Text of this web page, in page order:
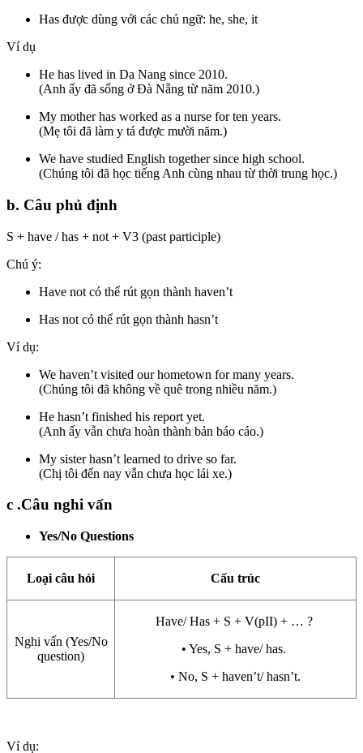
Has được dùng với các chủ ngữ: he, she, it
Ví dụ
He has lived in Da Nang since 2010.
(Anh ấy đã sống ở Đà Nẵng từ năm 2010.)
My mother has worked as a nurse for ten years.
(Mẹ tôi đã làm y tá được mười năm.)
We have studied English together since high school.
(Chúng tôi đã học tiếng Anh cùng nhau từ thời trung học.)
b. Câu phủ định
S + have / has + not + V3 (past participle)
Chú ý:
Have not có thể rút gọn thành haven’t
Has not có thể rút gọn thành hasn’t
Ví dụ:
We haven’t visited our hometown for many years.
(Chúng tôi đã không về quê trong nhiều năm.)
He hasn’t finished his report yet.
(Anh ấy vẫn chưa hoàn thành bản báo cáo.)
My sister hasn’t learned to drive so far.
(Chị tôi đến nay vẫn chưa học lái xe.)
c .Câu nghi vấn
Yes/No Questions
Loại câu hỏi Cấu trúc
Nghi vấn (Yes/No
question)
Have/ Has + S + V(pII) + … ?
• Yes, S + have/ has.
• No, S + haven’t/ hasn’t.
Ví dụ: